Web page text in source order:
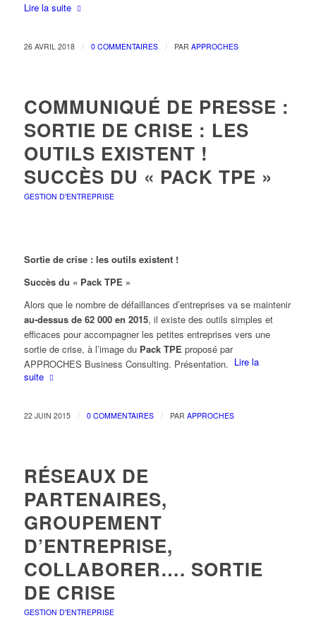
Lire la suite
26 AVRIL 2018 / 0 COMMENTAIRES / PAR APPROCHES
COMMUNIQUÉ DE PRESSE :
SORTIE DE CRISE : LES
OUTILS EXISTENT !
SUCCÈS DU « PACK TPE »
GESTION D'ENTREPRISE
Sortie de crise : les outils existent !
Succès du « Pack TPE »
Alors que le nombre de défaillances d’entreprises va se maintenir
au-dessus de 62 000 en 2015, il existe des outils simples et
efficaces pour accompagner les petites entreprises vers une
sortie de crise, à l’image du Pack TPE proposé par
APPROCHES Business Consulting. Présentation. Lire la
suite
22 JUIN 2015 / 0 COMMENTAIRES / PAR APPROCHES
RÉSEAUX DE
PARTENAIRES,
GROUPEMENT
D’ENTREPRISE,
COLLABORER…. SORTIE
DE CRISE
GESTION D'ENTREPRISE